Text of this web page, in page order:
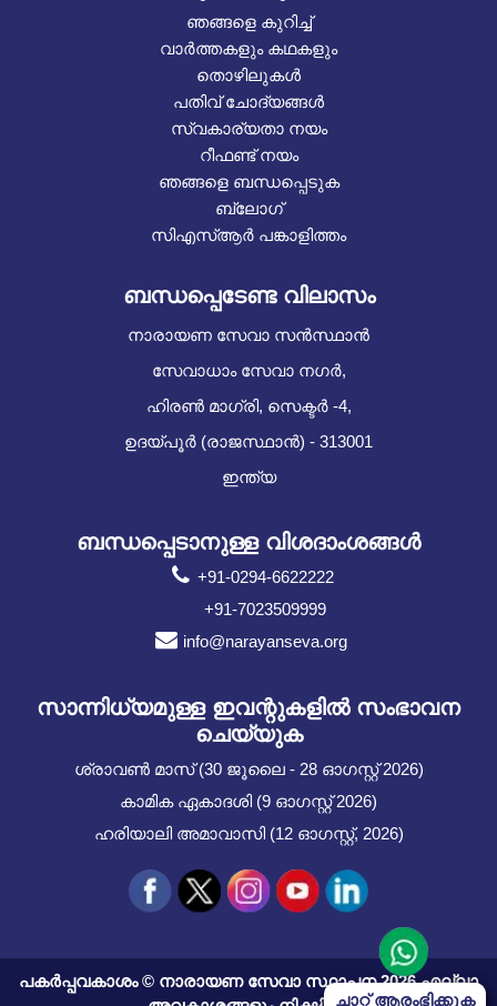
Start Chat
ചാറ്റ് ആരംഭിക്കുക
ഞങ്ങളെ കുറിച്ച്
വാർത്തകളും കഥകളും
തൊഴിലുകൾ
പതിവ് ചോദ്യങ്ങൾ
സ്വകാര്യതാ നയം
റീഫണ്ട് നയം
ഞങ്ങളെ ബന്ധപ്പെടുക
ബ്ലോഗ്
സിഎസ്ആർ പങ്കാളിത്തം
ബന്ധപ്പെടേണ്ട വിലാസം
നാരായണ സേവാ സൻസ്ഥാൻ
സേവാധാം സേവാ നഗർ,
ഹിരൺ മാഗ്രി, സെക്ടർ -4,
ഉദയ്പൂർ (രാജസ്ഥാൻ) - 313001
ഇന്ത്യ
ബന്ധപ്പെടാനുള്ള വിശദാംശങ്ങൾ
+91-0294-6622222
+91-7023509999
info@narayanseva.org
സാന്നിധ്യമുള്ള ഇവന്റുകളില്‍ സംഭാവന
ചെയ്യുക
ശ്രാവൺ മാസ് (30 ജൂലൈ - 28 ഓഗസ്റ്റ് 2026)
കാമിക ഏകാദശി (9 ഓഗസ്റ്റ് 2026)
ഹരിയാലി അമാവാസി (12 ഓഗസ്റ്റ്, 2026)
പകർപ്പവകാശം © നാരായണ സേവാ സ്ഥാപന 2026 എല്ലാ